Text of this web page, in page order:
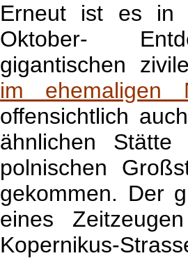
Erneut ist es in
Oktober-
gigantischen
im ehemaligen
offensichtlich
ähnlichen
polnischen
gekommen. Der
eines
Kopernikus-